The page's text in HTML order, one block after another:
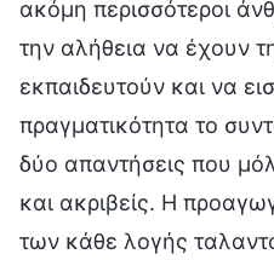
ακόμη περισσότεροι
την αλήθεια να έχουν
εκπαιδευτούν και να
πραγματικότητα το
δύο απαντήσεις που
και ακριβείς. Η
των κάθε λογής